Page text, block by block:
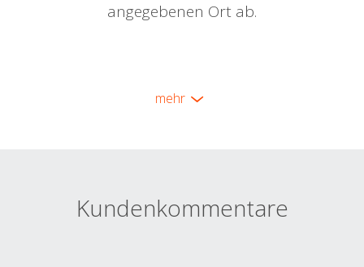
angegebenen Ort ab.
mehr
Kundenkommentare